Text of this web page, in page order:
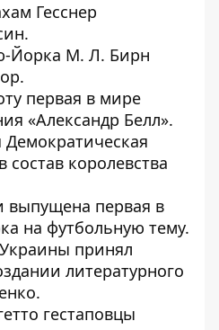
Гесснер
Йорка М. Л. Бирн
первая в мире
«Александр Белл».
королевства
выпущена первая в
на футбольную тему.
принял
литературного
гестаповцы